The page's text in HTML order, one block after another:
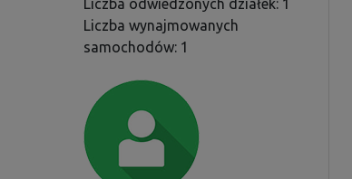
Liczba odwiedzonych działek: 1
Liczba wynajmowanych
samochodów: 1